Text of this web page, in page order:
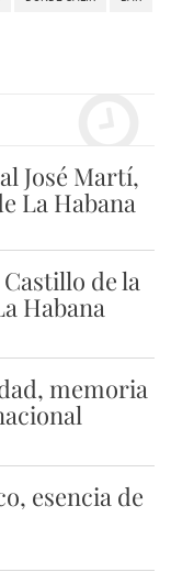
José Martí,
La Habana
de la
Habana
memoria
esencia de